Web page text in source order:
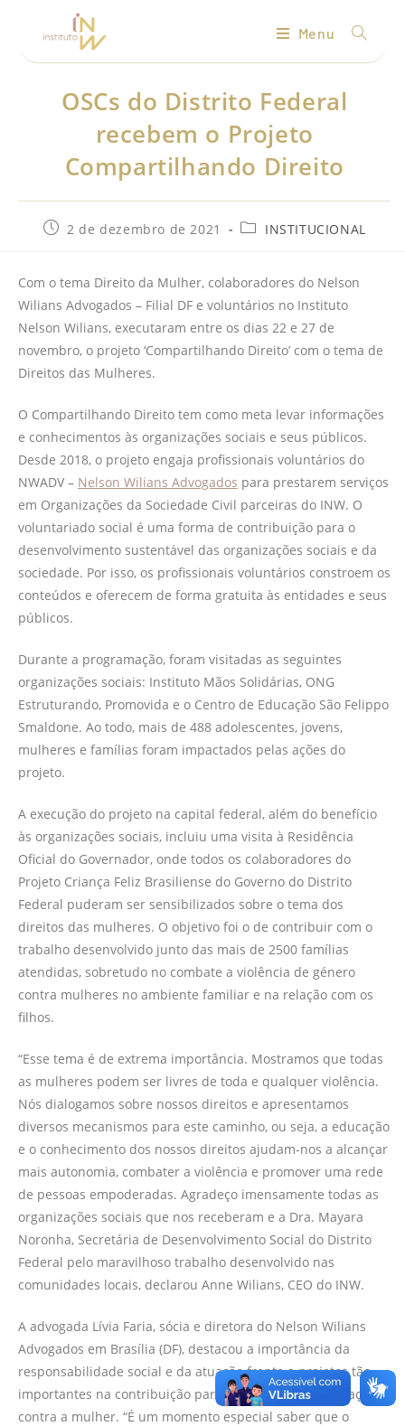
Menu
OSCs do Distrito Federal
recebem o Projeto
Compartilhando Direito
2 de dezembro de 2021 INSTITUCIONAL
Com o tema Direito da Mulher, colaboradores do Nelson
Wilians Advogados – Filial DF e voluntários no Instituto
Nelson Wilians, executaram entre os dias 22 e 27 de
novembro, o projeto ‘Compartilhando Direito’ com o tema de
Direitos das Mulheres.
O Compartilhando Direito tem como meta levar informações
e conhecimentos às organizações sociais e seus públicos.
Desde 2018, o projeto engaja profissionais voluntários do
NWADV – Nelson Wilians Advogados para prestarem serviços
em Organizações da Sociedade Civil parceiras do INW. O
voluntariado social é uma forma de contribuição para o
desenvolvimento sustentável das organizações sociais e da
sociedade. Por isso, os profissionais voluntários constroem os
conteúdos e oferecem de forma gratuita às entidades e seus
públicos.
Durante a programação, foram visitadas as seguintes
organizações sociais: Instituto Mãos Solidárias, ONG
Estruturando, Promovida e o Centro de Educação São Felippo
Smaldone. Ao todo, mais de 488 adolescentes, jovens,
mulheres e famílias foram impactados pelas ações do
projeto.
A execução do projeto na capital federal, além do benefício
às organizações sociais, incluiu uma visita à Residência
Oficial do Governador, onde todos os colaboradores do
Projeto Criança Feliz Brasiliense do Governo do Distrito
Federal puderam ser sensibilizados sobre o tema dos
direitos das mulheres. O objetivo foi o de contribuir com o
trabalho desenvolvido junto das mais de 2500 famílias
atendidas, sobretudo no combate a violência de género
contra mulheres no ambiente familiar e na relação com os
filhos.
“Esse tema é de extrema importância. Mostramos que todas
as mulheres podem ser livres de toda e qualquer violência.
Nós dialogamos sobre nossos direitos e apresentamos
diversos mecanismos para este caminho, ou seja, a educação
e o conhecimento dos nossos direitos ajudam-nos a alcançar
mais autonomia, combater a violência e promover uma rede
de pessoas empoderadas. Agradeço imensamente todas as
organizações sociais que nos receberam e a Dra. Mayara
Noronha, Secretária de Desenvolvimento Social do Distrito
Federal pelo maravilhoso trabalho desenvolvido nas
comunidades locais, declarou Anne Wilians, CEO do INW.
A advogada Lívia Faria, sócia e diretora do Nelson Wilians
Advogados em Brasília (DF), destacou a importância da
responsabilidade social e da atuação frente a projetos tão
importantes na contribuição para eliminar a discriminação
contra a mulher. “É um momento especial saber que o